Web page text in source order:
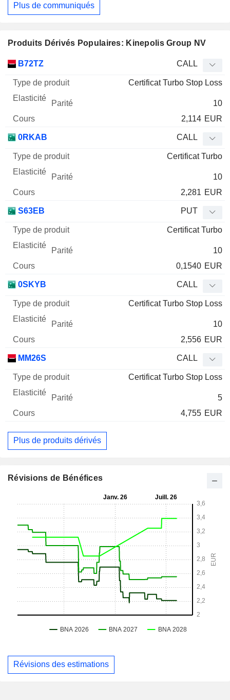
Plus de communiqués
Produits Dérivés Populaires: Kinepolis Group NV
Mnemo Type produit
Parité Cours
B72TZ CALL
Certificat Turbo Stop Loss
10
2,114 EUR
0RKAB CALL
Certificat Turbo
10
2,281 EUR
S63EB PUT
Certificat Turbo
10
0,1540 EUR
0SKYB CALL
Certificat Turbo Stop Loss
10
2,556 EUR
MM26S CALL
Certificat Turbo Stop Loss
5
4,755 EUR
Plus de produits dérivés
Révisions de Bénéfices
Révisions des estimations